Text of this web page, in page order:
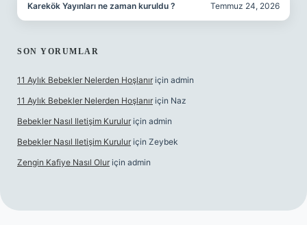
Karekök Yayınları ne zaman kuruldu ? Temmuz 24, 2026
SON YORUMLAR
11 Aylık Bebekler Nelerden Hoşlanır için admin
11 Aylık Bebekler Nelerden Hoşlanır için Naz
Bebekler Nasıl Iletişim Kurulur için admin
Bebekler Nasıl Iletişim Kurulur için Zeybek
Zengin Kafiye Nasıl Olur için admin